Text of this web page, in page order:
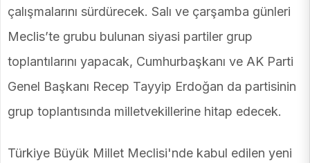
çalışmalarını sürdürecek. Salı ve çarşamba günleri
Meclis’te grubu bulunan siyasi partiler grup
toplantılarını yapacak, Cumhurbaşkanı ve AK Parti
Genel Başkanı Recep Tayyip Erdoğan da partisinin
grup toplantısında milletvekillerine hitap edecek.
Türkiye Büyük Millet Meclisi'nde kabul edilen yeni